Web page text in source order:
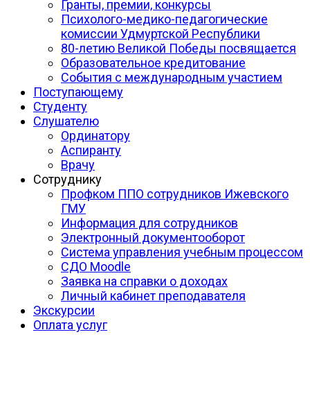
Гранты, премии, конкурсы
Психолого-медико-педагогические
комиссии Удмуртской Республики
80-летию Великой Победы посвящается
Образовательное кредитование
События с международным участием
Поступающему
Студенту
Слушателю
Ординатору
Аспиранту
Врачу
Сотруднику
Профком ППО сотрудников Ижевского
ГМУ
Информация для сотрудников
Электронный документооборот
Система управления учебным процессом
СДО Moodle
Заявка на справки о доходах
Личный кабинет преподавателя
Экскурсии
Оплата услуг